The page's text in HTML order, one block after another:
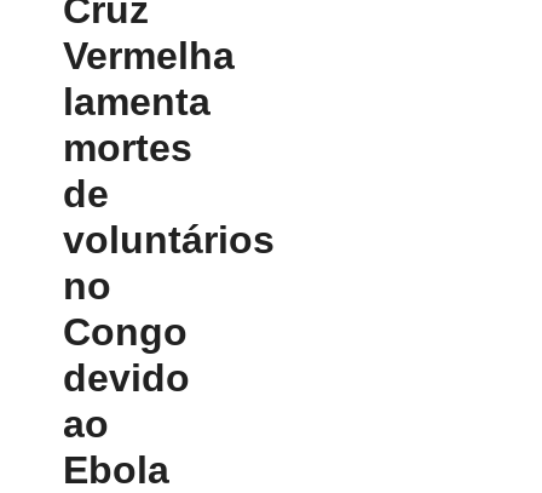
Cruz
Vermelha
lamenta
mortes
de
voluntários
no
Congo
devido
ao
Ebola